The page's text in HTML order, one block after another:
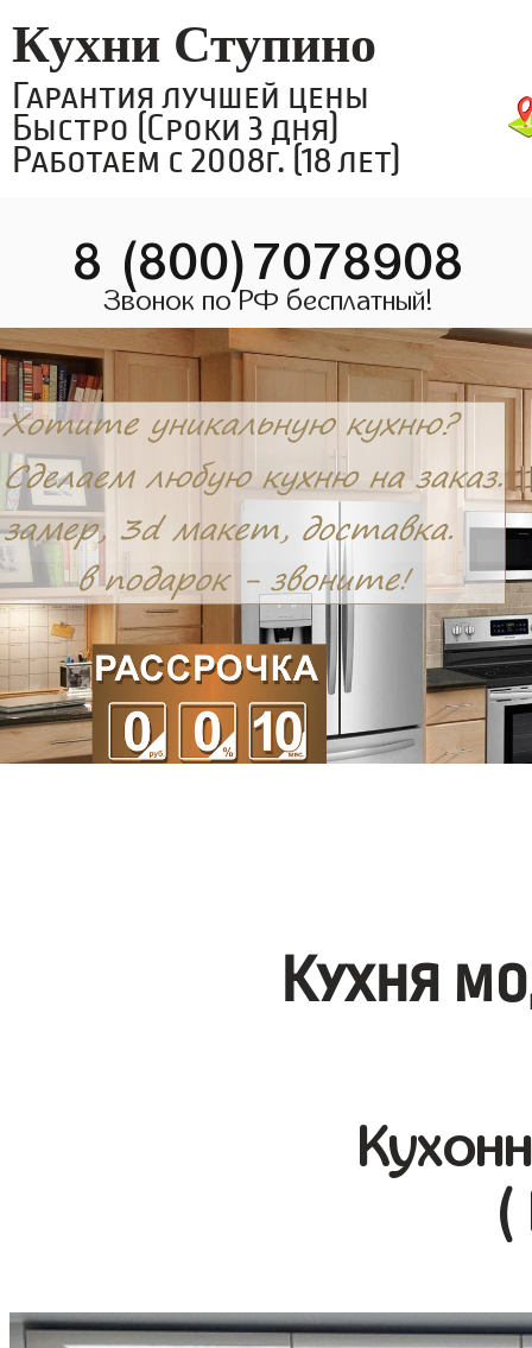
Кухни Ступино
Гарантия лучшей цены
Быстро (Сроки 3 дня)
Работаем с 2008г. (18 лет)
8 (800)7078908
Звонок по РФ бесплатный!
Кухня
(